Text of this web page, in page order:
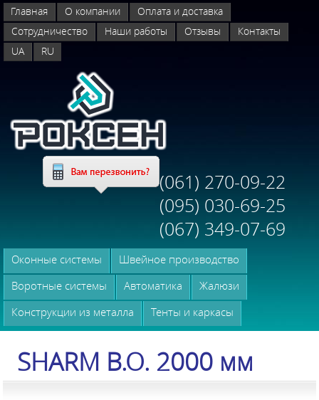
Главная О компании
Оплата и доставка
Сотрудничество
Наши работы Отзывы
Контакты
UA
RU
(061) 270-09-22
(095) 030-69-25
(067) 349-07-69
Оконные системы
Швейное производство
Воротные системы
Автоматика
Жалюзи
Конструкции из металла
Тенты и каркасы
SHARM B.O. 2000 мм